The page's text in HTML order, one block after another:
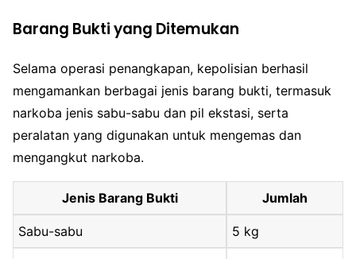
Barang Bukti yang Ditemukan
Selama operasi penangkapan, kepolisian berhasil
mengamankan berbagai jenis barang bukti, termasuk
narkoba jenis sabu-sabu dan pil ekstasi, serta
peralatan yang digunakan untuk mengemas dan
mengangkut narkoba.
Jenis Barang Bukti Jumlah
Sabu-sabu 5 kg